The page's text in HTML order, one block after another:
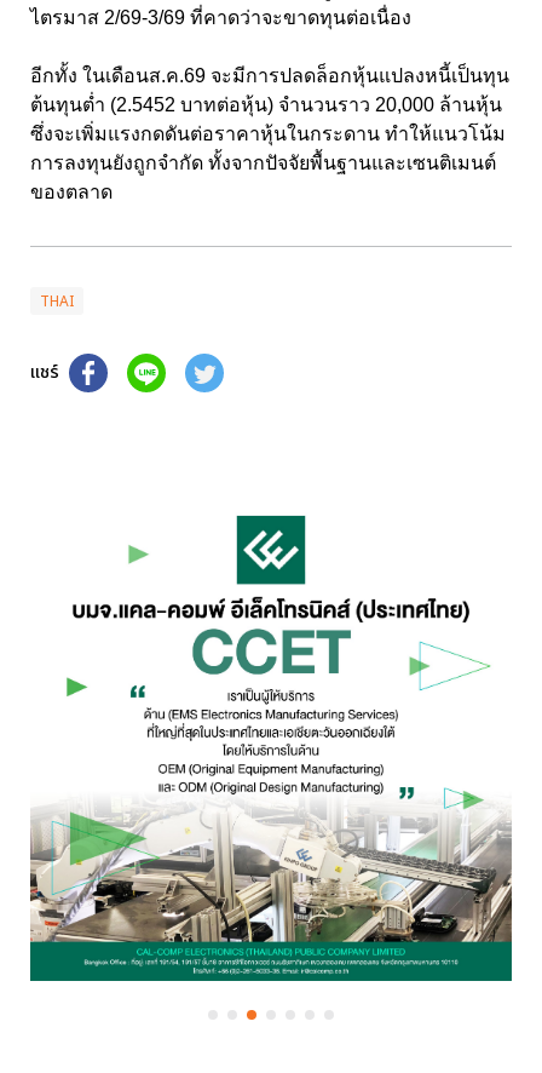
ไตรมาส 2/69-3/69 ที่คาดว่าจะขาดทุนต่อเนื่อง
อีกทั้ง ในเดือนส.ค.69 จะมีการปลดล็อกหุ้นแปลงหนี้เป็นทุน
ต้นทุนต่ำ (2.5452 บาทต่อหุ้น) จำนวนราว 20,000 ล้านหุ้น
ซึ่งจะเพิ่มแรงกดดันต่อราคาหุ้นในกระดาน ทำให้แนวโน้ม
การลงทุนยังถูกจำกัด ทั้งจากปัจจัยพื้นฐานและเซนติเมนต์
ของตลาด
THAI
แชร์